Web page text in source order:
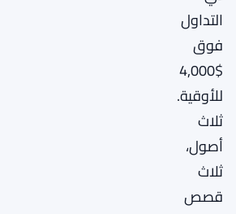
التداول
فوق
$4,000
للأوقية.
ثلاث
أصول،
ثلاث
قصص